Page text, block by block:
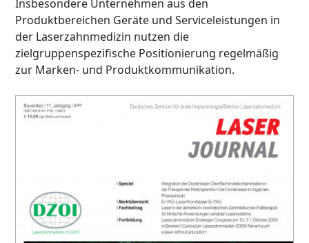
Insbesondere Unternehmen aus den
Produktbereichen Geräte und Serviceleistungen in
der Laserzahnmedizin nutzen die
zielgruppenspezifische Positionierung regelmäßig
zur Marken- und Produktkommunikation.